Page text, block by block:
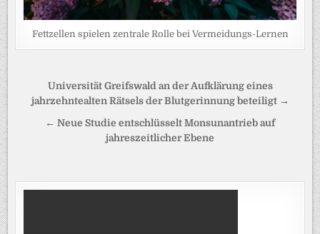
Fettzellen spielen zentrale Rolle bei Vermeidungs-Lernen
Beitragsnavigation
Universität Greifswald an der Aufklärung eines
jahrzehntealten Rätsels der Blutgerinnung beteiligt →
← Neue Studie entschlüsselt Monsunantrieb auf
jahreszeitlicher Ebene